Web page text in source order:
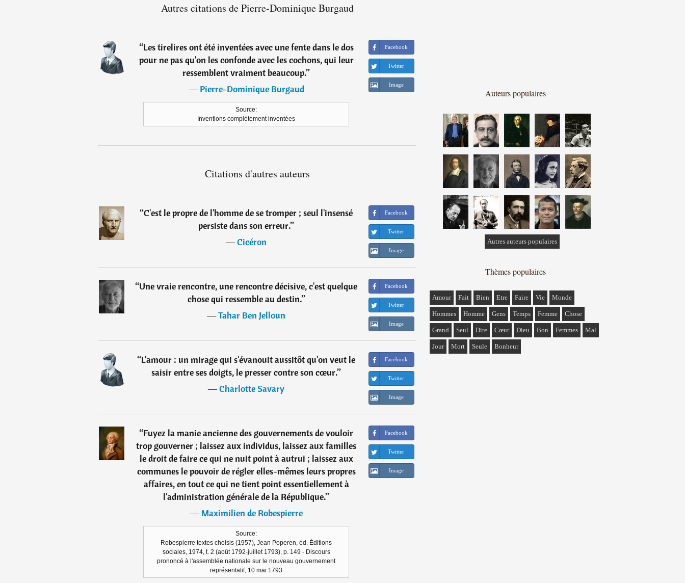
Autres citations de Pierre-Dominique Burgaud
“Les tirelires ont été inventées avec une fente dans le dos
pour ne pas qu'on les confonde avec les cochons, qui leur
ressemblent vraiment beaucoup.”
―Pierre-Dominique Burgaud
Source:
Inventions complètement inventées
Facebook
Twitter
Image
Citations d'autres auteurs
“C'est le propre de l'homme de se tromper ; seul l'insensé
persiste dans son erreur.”
―Cicéron
Facebook
Twitter
Image
“Une vraie rencontre, une rencontre décisive, c'est quelque
chose qui ressemble au destin.”
―Tahar Ben Jelloun
Facebook
Twitter
Image
“L'amour : un mirage qui s'évanouit aussitôt qu'on veut le
saisir entre ses doigts, le presser contre son cœur.”
―Charlotte Savary
Facebook
Twitter
Image
“Fuyez la manie ancienne des gouvernements de vouloir
trop gouverner ; laissez aux individus, laissez aux familles
le droit de faire ce qui ne nuit point à autrui ; laissez aux
communes le pouvoir de régler elles-mêmes leurs propres
affaires, en tout ce qui ne tient point essentiellement à
l'administration générale de la République.”
―Maximilien de Robespierre
Source:
Robespierre textes choisis (1957), Jean Poperen, éd. Éditions
sociales, 1974, t. 2 (août 1792-juillet 1793), p. 149 - Discours
prononcé à l'assemblée nationale sur le nouveau gouvernement
représentatif, 10 mai 1793
Facebook
Twitter
Image
Auteurs populaires
Autres auteurs populaires
Thèmes populaires
Amour Fait Bien Etre Faire Vie Monde
Hommes Homme Gens Temps Femme Chose
Grand Seul Dire Cœur Dieu Bon Femmes Mal
Jour Mort Seule Bonheur